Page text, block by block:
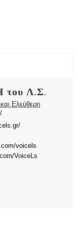
Λ.Σ.
Ελεύθερη
voicels
VoiceLs